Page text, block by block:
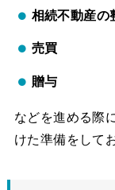
相続不動産の
売買
贈与
などを進める際
けた準備をして